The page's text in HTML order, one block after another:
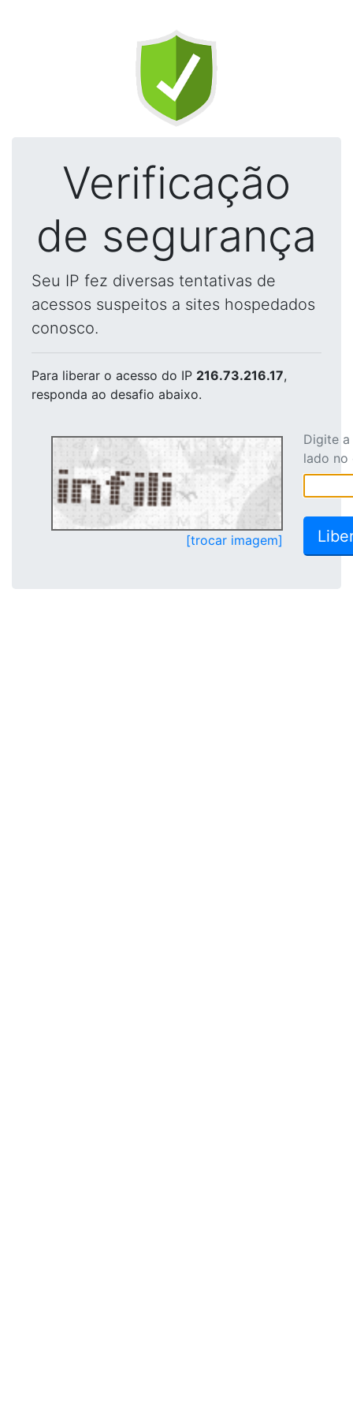
Verificação
de segurança
Seu IP fez diversas tentativas de
acessos suspeitos a sites hospedados
conosco.
Para liberar o acesso do IP 216.73.216.17,
responda ao desafio abaixo.
[trocar imagem]
Digite
lado no